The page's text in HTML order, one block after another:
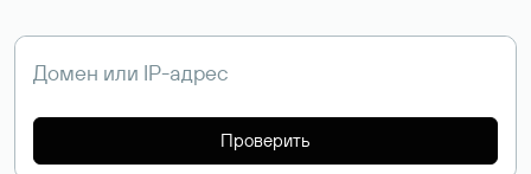
Проверить